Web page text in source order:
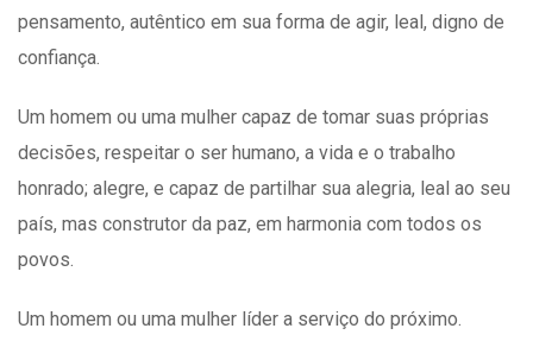
pensamento, autêntico em sua forma de agir, leal, digno de
confiança.
Um homem ou uma mulher capaz de tomar suas próprias
decisões, respeitar o ser humano, a vida e o trabalho
honrado; alegre, e capaz de partilhar sua alegria, leal ao seu
país, mas construtor da paz, em harmonia com todos os
povos.
Um homem ou uma mulher líder a serviço do próximo.